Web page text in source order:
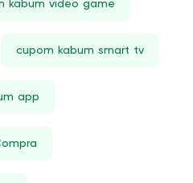
kabum video game
cupom kabum smart tv
app